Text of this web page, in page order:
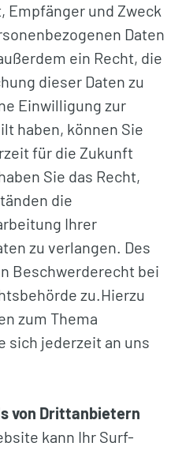
Empfänger und Zweck
Daten
ein Recht, die
dieser Daten zu
Einwilligung zur
haben, können Sie
für die Zukunft
Sie das Recht,
die
Ihrer
zu verlangen. Des
Beschwerderecht bei
zu.Hierzu
zum Thema
sich jederzeit an uns
von Drittanbietern
kann Ihr Surf-